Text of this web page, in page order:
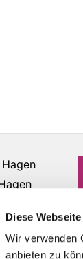
Diese
Wir verwenden
anbieten zu